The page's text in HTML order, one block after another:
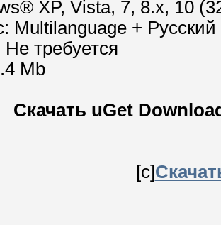
XP, Vista, 7, 8.х, 10
Multilanguage + Русский
требуется
Mb
Скачать uGet
[c]